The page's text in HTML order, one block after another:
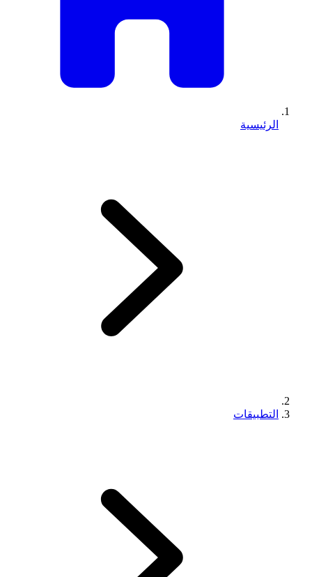
الرئيسية
التطبيقات